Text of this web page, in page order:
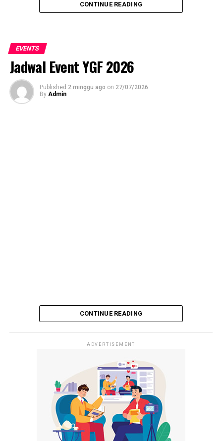
CONTINUE READING
EVENTS
Jadwal Event YGF 2026
Published 2 minggu ago on 27/07/2026
By Admin
CONTINUE READING
ADVERTISEMENT